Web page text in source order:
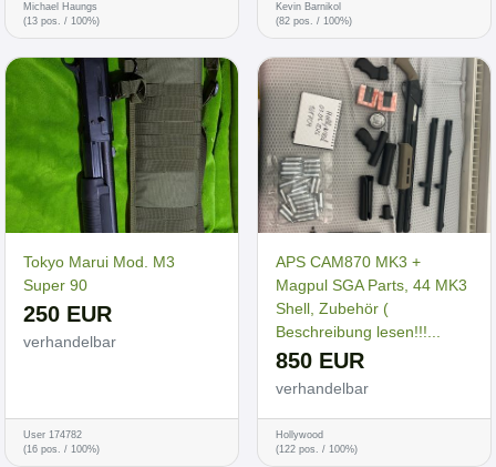
Michael Haungs
(13 pos. / 100%)
Kevin Barnikol
(82 pos. / 100%)
Tokyo Marui Mod. M3
Super 90
250 EUR
verhandelbar
User 174782
(16 pos. / 100%)
APS CAM870 MK3 +
Magpul SGA Parts, 44 MK3
Shell, Zubehör (
Beschreibung lesen!!!...
850 EUR
verhandelbar
Hollywood
(122 pos. / 100%)